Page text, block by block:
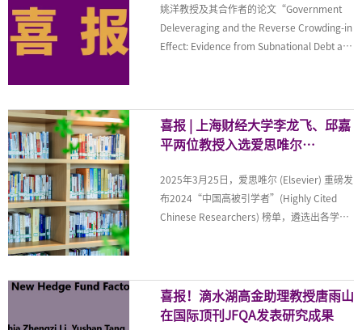
信息服务
院长邮箱
EN
地址：上海市浦东新区海基六路99号创新魔坊三期2号楼
邮编：201306
总机：021-38221153
邮箱：dafi@sufe.edu.cn
的“反向挤入效应
姚洋教授及其合作者的论文“Government
Deleveraging and the Reverse Crowding-in
Effect: Evidence from Subnational Debt and
Management Science正式接收。该研究以中
国2017年去杠杆政策为自然实验，系统考察
制，揭示了政府去杠杆通过贸易信贷（trade
credit）渠道影响实体经济尤其是民营企业的
新机制，为理解化债政策的
喜报 | 上海财经大学李龙飞、邱嘉
平两位教授入选爱思唯尔
2025年3月25日，爱思唯尔 (Elsevier) 重磅发
布2024“中国高被引学者”(Highly Cited
Chinese Researchers) 榜单，遴选出各学科
任上海财经大学经济学院教授、博士生导师，
计量经济学家，中央研究院院士、世界计量经
喜报！滴水湖高金助理教授唐雨山
在国际顶刊JFQA发表研究成果